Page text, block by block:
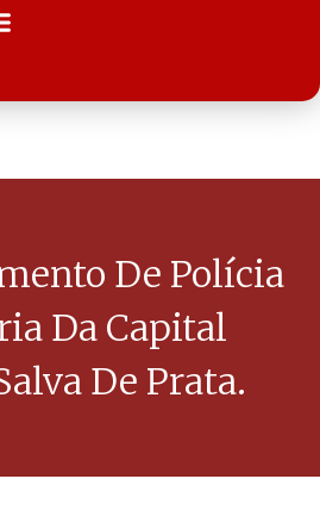
De Polícia
Da Capital
De Prata.